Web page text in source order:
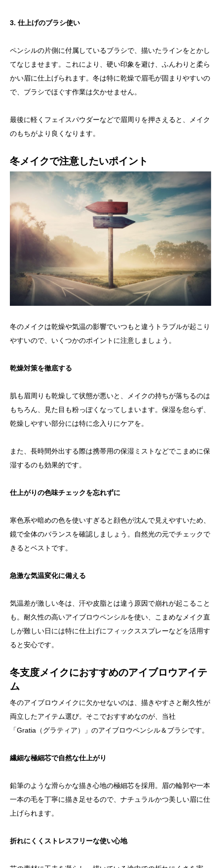
3. 仕上げのブラシ使い
ペンシルの片側に付属しているブラシで、描いたラインをとかし
てなじませます。これにより、硬い印象を避け、ふんわりと柔ら
かい眉に仕上げられます。冬は特に乾燥で眉毛が固まりやすいの
で、ブラシでほぐす作業は欠かせません。
最後に軽くフェイスパウダーなどで眉周りを押さえると、メイク
のもちがより良くなります。
冬メイクで注意したいポイント
冬のメイクは乾燥や気温の影響でいつもと違うトラブルが起こり
やすいので、いくつかのポイントに注意しましょう。
乾燥対策を徹底する
肌も眉周りも乾燥して状態が悪いと、メイクの持ちが落ちるのは
もちろん、見た目も粉っぽくなってしまいます。保湿を怠らず、
乾燥しやすい部分には特に念入りにケアを。
また、長時間外出する際は携帯用の保湿ミストなどでこまめに保
湿するのも効果的です。
仕上がりの色味チェックを忘れずに
寒色系や暗めの色を使いすぎると顔色が沈んで見えやすいため、
鏡で全体のバランスを確認しましょう。自然光の元でチェックで
きるとベストです。
急激な気温変化に備える
気温差が激しい冬は、汗や皮脂とは違う原因で崩れが起こること
も。耐久性の高いアイブロウペンシルを使い、こまめなメイク直
しが難しい日には特に仕上げにフィックススプレーなどを活用す
ると安心です。
冬支度メイクにおすすめのアイブロウアイテ
ム
冬のアイブロウメイクに欠かせないのは、描きやすさと耐久性が
両立したアイテム選び。そこでおすすめなのが、当社
「Gratia（グラティア）」のアイブロウペンシル＆ブラシです。
繊細な極細芯で自然な仕上がり
鉛筆のような滑らかな描き心地の極細芯を採用。眉の輪郭や一本
一本の毛を丁寧に描き足せるので、ナチュラルかつ美しい眉に仕
上げられます。
折れにくくストレスフリーな使い心地